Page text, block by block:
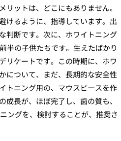
ットは、どこにもありません。
けるように、指導しています。出
判断です。次に、ホワイトニング
半の子供たちです。生えたばかり
リケートです。この時期に、ホワ
について、まだ、長期的な安全性
トニング用の、マウスピースを作
長が、ほぼ完了し、歯の質も、
ングを、検討することが、推奨さ